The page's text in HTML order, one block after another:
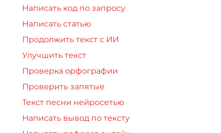
Написать код по запросу
Написать статью
Продолжить текст с ИИ
Улучшить текст
Проверка орфографии
Проверить запятые
Текст песни нейросетью
Написать вывод по тексту